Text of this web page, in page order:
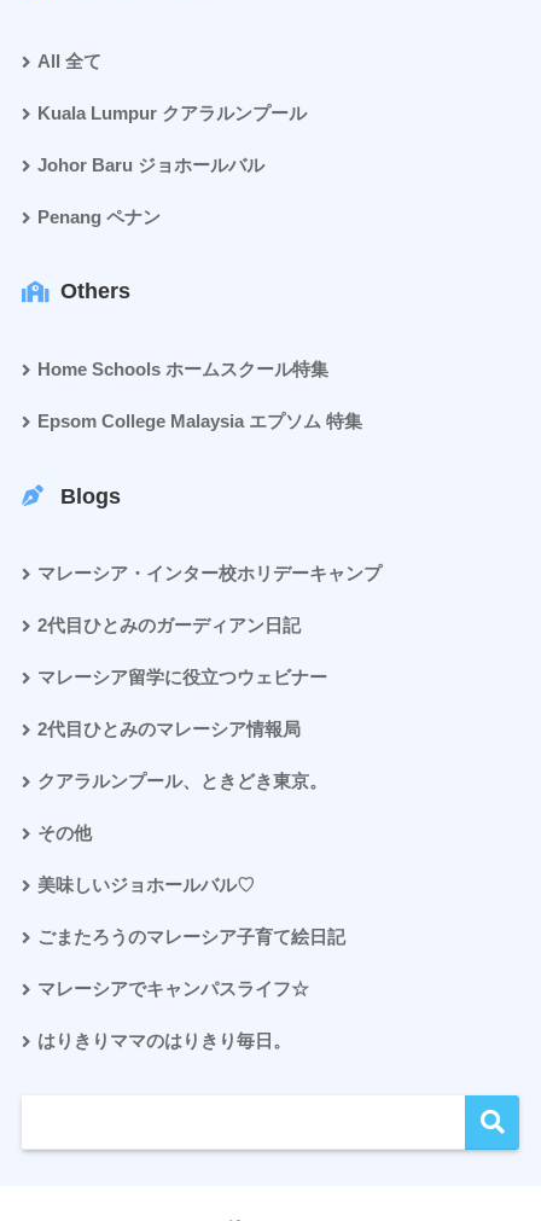
All 全て
Kuala Lumpur クアラルンプール
Johor Baru ジョホールバル
Penang ペナン
Others
Home Schools ホームスクール特集
Epsom College Malaysia エプソム 特集
Blogs
マレーシア・インター校ホリデーキャンプ
2代目ひとみのガーディアン日記
マレーシア留学に役立つウェビナー
2代目ひとみのマレーシア情報局
クアラルンプール、ときどき東京。
その他
美味しいジョホールバル♡
ごまたろうのマレーシア子育て絵日記
マレーシアでキャンパスライフ☆
はりきりママのはりきり毎日。